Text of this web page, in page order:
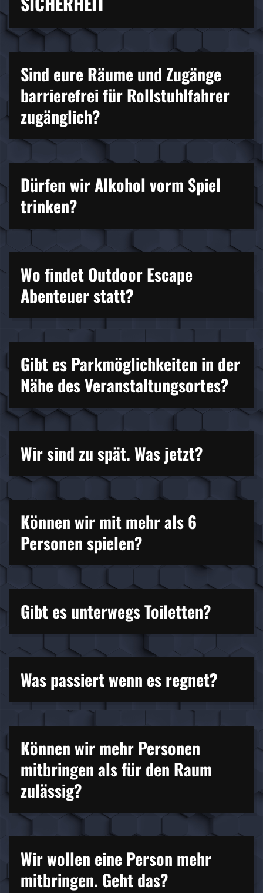
Sind eure Räume und Zugänge
barrierefrei für Rollstuhlfahrer
zugänglich?
Dürfen wir Alkohol vorm Spiel
trinken?
Wo findet Outdoor Escape
Abenteuer statt?
Gibt es Parkmöglichkeiten in der
Nähe des Veranstaltungsortes?
Wir sind zu spät. Was jetzt?
Können wir mit mehr als 6
Personen spielen?
Gibt es unterwegs Toiletten?
Was passiert wenn es regnet?
Können wir mehr Personen
mitbringen als für den Raum
zulässig?
Wir wollen eine Person mehr
mitbringen. Geht das?